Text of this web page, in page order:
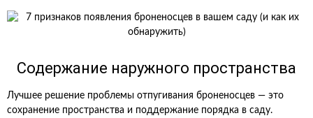
Содержание наружного пространства
Лучшее решение проблемы отпугивания броненосцев — это
сохранение пространства и поддержание порядка в саду.